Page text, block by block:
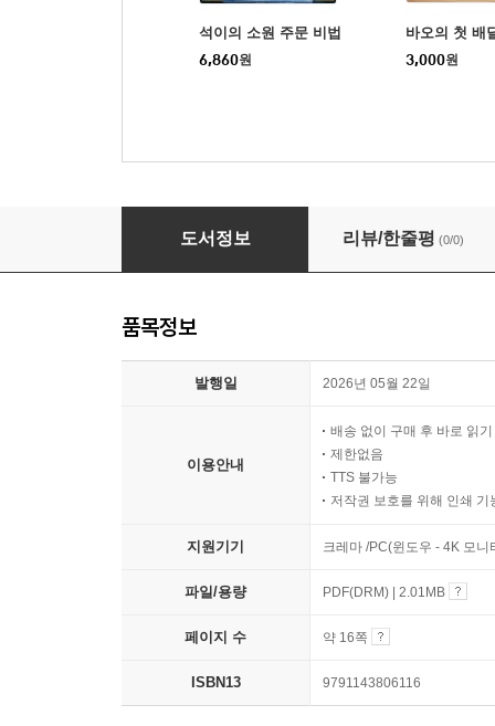
석이의 소원 주문 비법
6,860원
바오의 첫 배
3,000원
마법의 버섯솥밥
도서정보 리뷰/한줄평 (0/0)
품목정보
발행일 2026년 05월 22일
이용안내
배송 없이 구매 후 바로 읽기
제한없음
TTS 불가능
저작권 보호를 위해 인쇄 기
지원기기 크레마 /PC(윈도우 - 4K 모
파일/용량 PDF(DRM) | 2.01MB
페이지 수 약 16쪽
ISBN13 9791143806116